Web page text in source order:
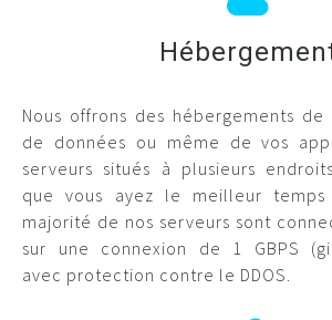
Nous offrons des hébergements de
de données ou même de vos
serveurs situés à plusieurs
que vous ayez le meilleur temps
majorité de nos serveurs sont
sur une connexion de 1 GBPS
avec protection contre le DDOS.